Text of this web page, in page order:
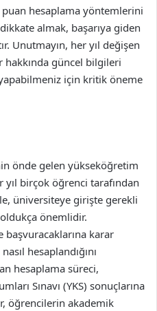
puan hesaplama yöntemlerini
almak, başarıya giden
Unutmayın, her yıl değişen
güncel bilgileri
için kritik öneme
önde gelen yükseköğretim
birçok öğrenci tarafından
üniversiteye girişte gerekli
önemlidir.
karar
hesaplandığını
hesaplama süreci,
Sınavı (YKS) sonuçlarına
öğrencilerin akademik